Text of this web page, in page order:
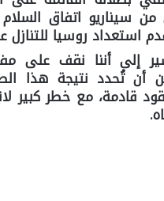
سيناريو اتفاق السلام
استعداد روسيا للتنازل
إلى أننا نقف على
أن تُحدد نتيجة هذا
قادمة، مع خطر كبير